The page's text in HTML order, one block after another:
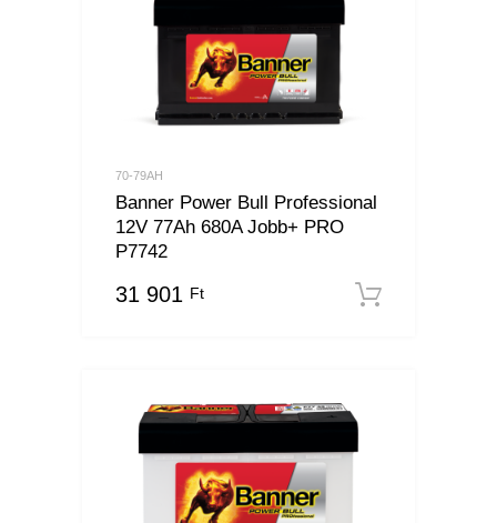
70-79AH
Banner Power Bull Professional
12V 77Ah 680A Jobb+ PRO
P7742
31 901 Ft